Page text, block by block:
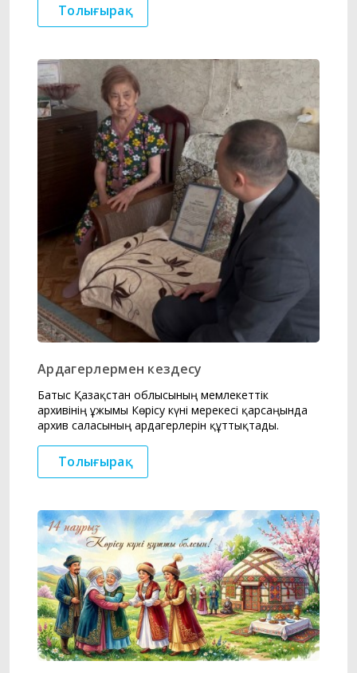
Толығырақ
Ардагерлермен кездесу
Батыс Қазақстан облысының мемлекеттік
архивінің ұжымы Көрісу күні мерекесі қарсаңында
архив саласының ардагерлерін құттықтады.
Толығырақ